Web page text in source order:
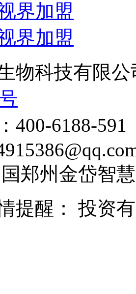
界加盟
界加盟
物科技有限
400-6188-591
郑州金岱智
提醒：
投资